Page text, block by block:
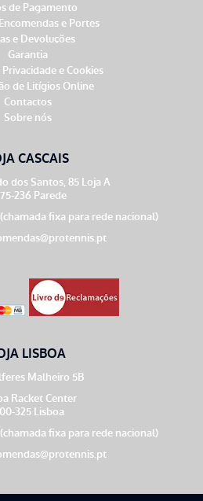
de Pagamento
e Portes
e Devoluções
Garantia
e Cookies
de Litígios Online
Contactos
Sobre nós
CASCAIS
dos Santos, 85 Loja A
236 Parede
fixa para rede nacional)
LISBOA
Malheiro 5B
Racket Center
325 Lisboa
fixa para rede nacional)